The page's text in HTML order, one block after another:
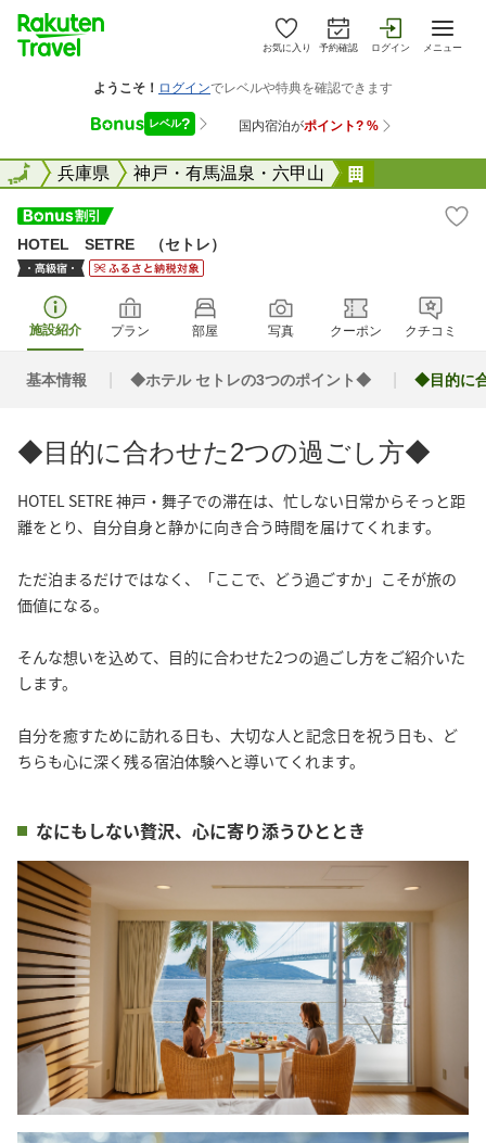
お気に入り 予約確認 ログイン メニュー
全国兵庫県 神戸・有馬温泉・六甲山
全国
HOTEL SETRE （セトレ）
施設紹介 プラン 部屋 写真 クーポン クチコミ
基本情報 ◆ホテル セトレの3つのポイント◆ ◆目的に
◆目的に合わせた2つの過ごし方◆
HOTEL SETRE 神戸・舞子での滞在は、忙しない日常からそっと距
離をとり、自分自身と静かに向き合う時間を届けてくれます。
ただ泊まるだけではなく、「ここで、どう過ごすか」こそが旅の
価値になる。
そんな想いを込めて、目的に合わせた2つの過ごし方をご紹介いた
します。
自分を癒すために訪れる日も、大切な人と記念日を祝う日も、ど
ちらも心に深く残る宿泊体験へと導いてくれます。
なにもしない贅沢、心に寄り添うひととき